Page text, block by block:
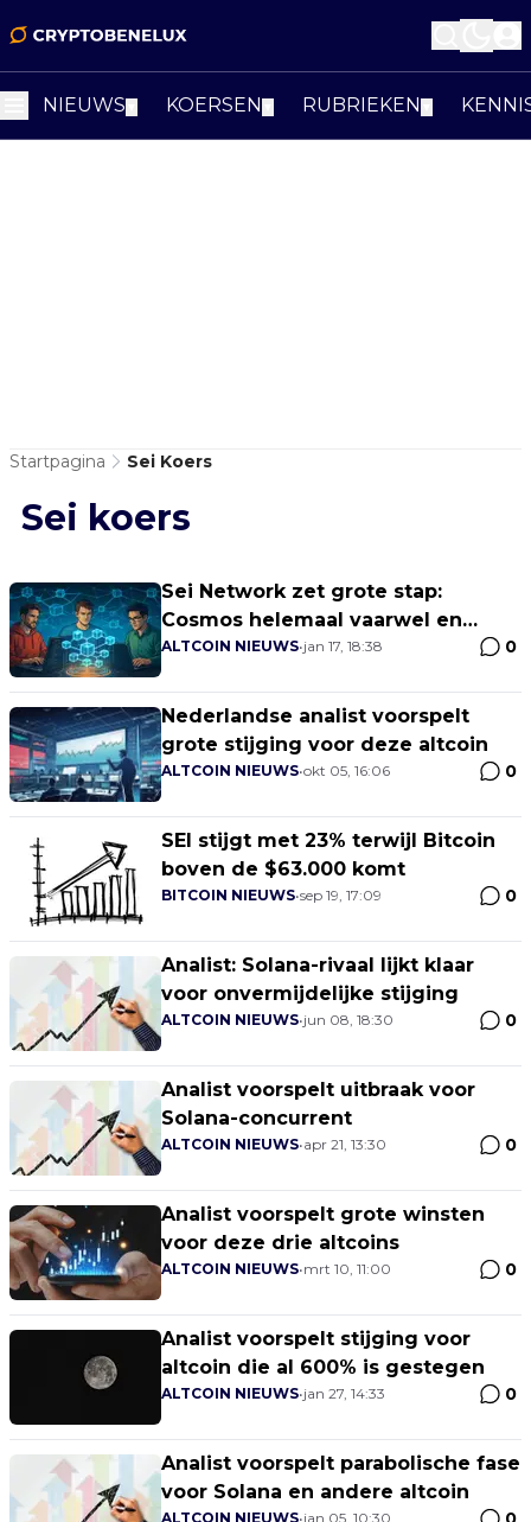
NIEUWS KOERSEN RUBRIEKEN
Startpagina Sei Koers
Sei koers
Sei Network zet grote stap:
Cosmos helemaal vaarwel en
volledig EVM-only medio 2026 –
ALTCOIN NIEUWS•jan 17, 18:38 0
Nederlandse analist voorspelt
grote stijging voor deze altcoin
ALTCOIN NIEUWS•okt 05, 16:06 0
SEI stijgt met 23% terwijl Bitcoin
boven de $63.000 komt
BITCOIN NIEUWS•sep 19, 17:09 0
Analist: Solana-rivaal lijkt klaar
voor onvermijdelijke stijging
ALTCOIN NIEUWS•jun 08, 18:30 0
Analist voorspelt uitbraak voor
Solana-concurrent
ALTCOIN NIEUWS•apr 21, 13:30 0
Analist voorspelt grote winsten
voor deze drie altcoins
ALTCOIN NIEUWS•mrt 10, 11:00 0
Analist voorspelt stijging voor
altcoin die al 600% is gestegen
ALTCOIN NIEUWS•jan 27, 14:33 0
Analist voorspelt parabolische fase
voor Solana en andere altcoin
ALTCOIN NIEUWS•jan 05, 10:30